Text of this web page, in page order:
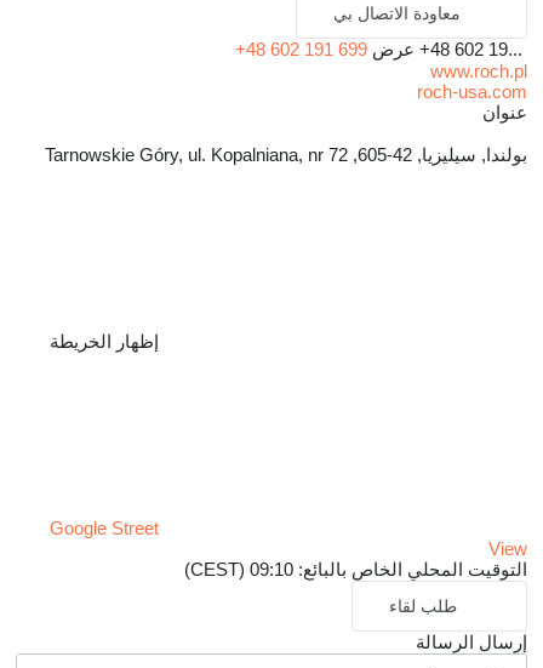
معاودة الاتصال بي
+48 602 19... عرض +48 602 191 699
www.roch.pl
roch-usa.com
عنوان
بولندا, سيليزيا, 42-605, Tarnowskie Góry, ul. Kopalniana, nr 72
إظهار الخريطة
Google Street
View
التوقيت المحلي الخاص بالبائع: 09:10 (CEST)
طلب لقاء
إرسال الرسالة